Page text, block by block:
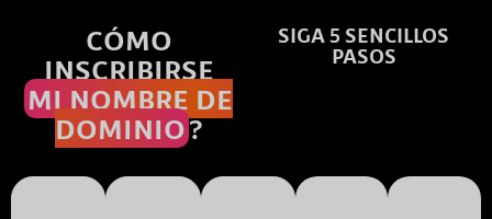
CÓMO
INSCRIBIRSE
MI NOMBRE DE
DOMINIO?
SIGA 5 SENCILLOS
PASOS